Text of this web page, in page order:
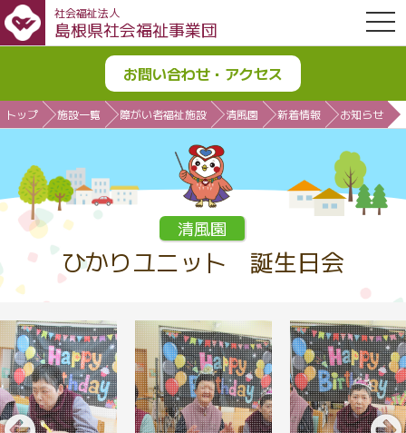
社会福祉法人
島根県社会福祉事業団
お問い合わせ・アクセス
トップ 施設一覧 障がい者福祉施設 清風園 新着情報 お知らせ
清風園
ひかりユニット 誕生日会